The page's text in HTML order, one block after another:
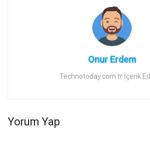
Onur Erdem
Technotoday.com.tr İçerik
Yorum Yap